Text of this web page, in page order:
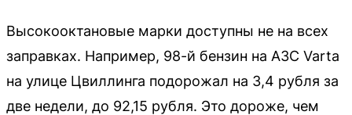
Высокооктановые марки доступны не на всех
заправках. Например, 98-й бензин на АЗС Varta
на улице Цвиллинга подорожал на 3,4 рубля за
две недели, до 92,15 рубля. Это дороже, чем